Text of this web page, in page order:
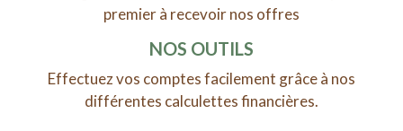
premier à recevoir nos offres
NOS OUTILS
Effectuez vos comptes facilement grâce à nos
différentes calculettes financières.